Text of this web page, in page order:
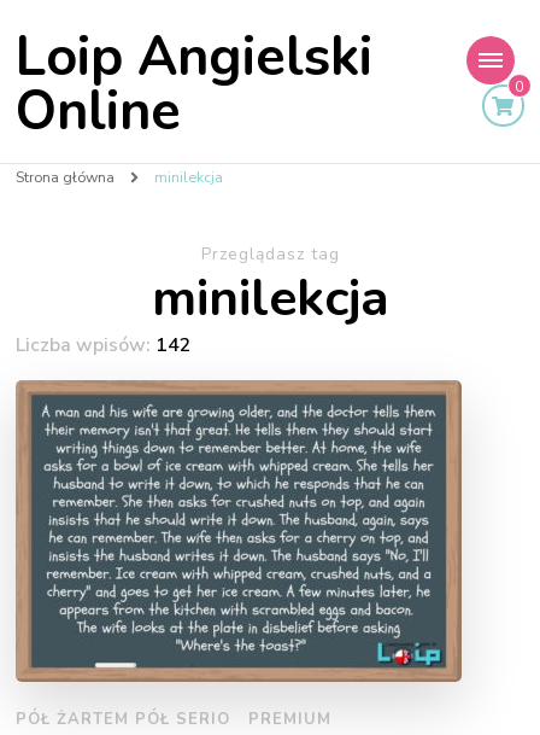
Loip Angielski
Online 0
Strona główna minilekcja
Przeglądasz tag
minilekcja
Liczba wpisów: 142
PÓŁ ŻARTEM PÓŁ SERIO PREMIUM